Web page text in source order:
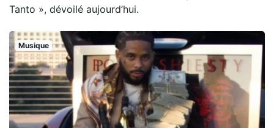
Tanto », dévoilé aujourd’hui.
Musique